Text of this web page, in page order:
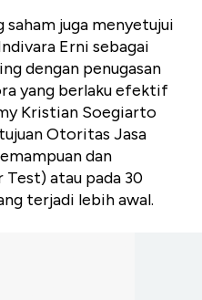
juga menyetujui
Erni sebagai
dengan penugasan
yang berlaku efektif
Kristian Soegiarto
Otoritas Jasa
dan
atau pada 30
terjadi lebih awal.